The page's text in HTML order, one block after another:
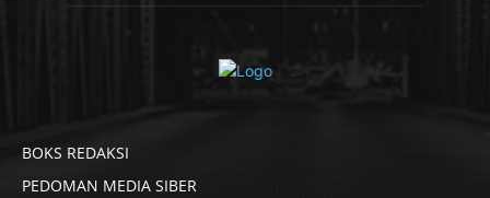
BOKS REDAKSI
PEDOMAN MEDIA SIBER